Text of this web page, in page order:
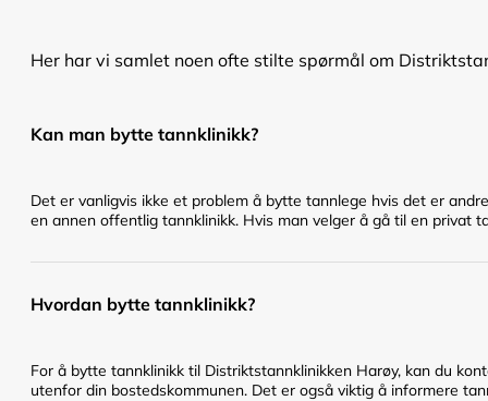
Her har vi samlet noen ofte stilte spørmål om
Kan man bytte tannklinikk?
Det er vanligvis ikke et problem å bytte tannlege hvis det er
en annen offentlig tannklinikk. Hvis man velger å gå til en privat
Hvordan bytte tannklinikk?
For å bytte tannklinikk til Distriktstannklinikken Harøy, kan du
utenfor din bostedskommunen. Det er også viktig å informere